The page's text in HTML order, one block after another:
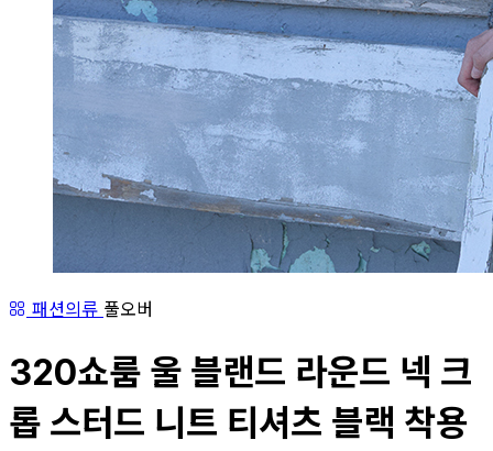
패션의류 풀오버
320쇼룸 울 블랜드 라운드 넥 크
롭 스터드 니트 티셔츠 블랙 착용